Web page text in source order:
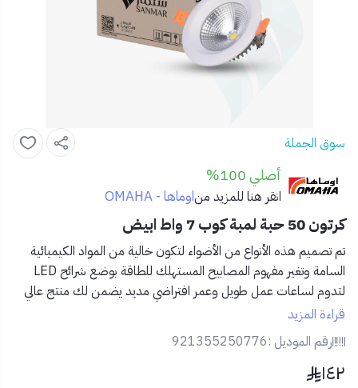
سوق الجملة
أصلي 100%
انقر هنا للمزيد مناوماها - OMAHA
كرتون 50 حبة لمبة كوب 7 واط ابيض
تم تصميم هذه الأنواع من الأضواء لتكون خالية من المواد الكيميائية
السامة وتغير مفهوم المصابيح المستهلك للطاقة بوضع شرائح LED
لتدوم لساعات عمل طويل وعمر افتراضي مديد يضمن لك منتج عالي
الجودة والكفاءة.
- كشاف ذو مظهر انيق يجمع بين الطراز الحديث لإضاءة الغرف يضمن
سلامتك ورؤية جيدة
- مقاومة لارتفاع درجة الحرارة
قراءة المزيد
رقم الموديل :921355250776
١٤٢